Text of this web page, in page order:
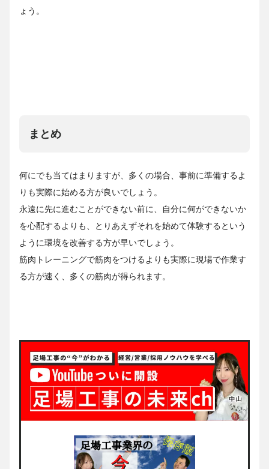
ょう。
まとめ
何にでも当てはまりますが、多くの場合、事前に準備するよ
りも実際に始める方が良いでしょう。
永遠に先に進むことができない前に、自分に何ができないか
を心配するよりも、とりあえずそれを始めて体験するという
ように環境を改善する方が早いでしょう。
筋肉トレーニングで筋肉をつけるよりも実際に現場で作業す
る方が速く、多くの筋肉が得られます。